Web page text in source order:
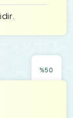
%50